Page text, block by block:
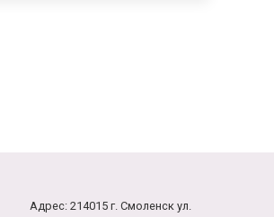
Адрес: 214015 г. Смоленск ул.